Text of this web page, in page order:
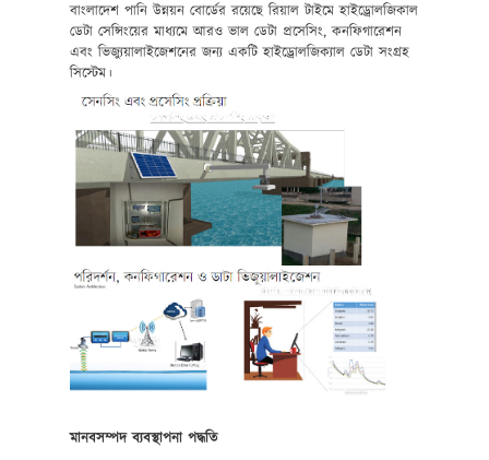
বাংলাদেশ পানি উন্নয়ন বোর্ডের রয়েছে রিয়াল টাইমে হাইড্রোলজিকাল
ডেটা সেন্সিংয়ের মাধ্যমে আরও ভাল ডেটা প্রসেসিং, কনফিগারেশন
এবং ভিজ্যুয়ালাইজেশনের জন্য একটি হাইড্রোলজিক্যাল ডেটা সংগ্রহ
সিস্টেম।
মানবসম্পদ ব্যবস্থাপনা পদ্ধতি